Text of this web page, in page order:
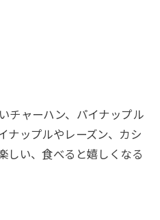
チャーハン、パイナップル
ナップルやレーズン、カシ
しい、食べると嬉しくなる